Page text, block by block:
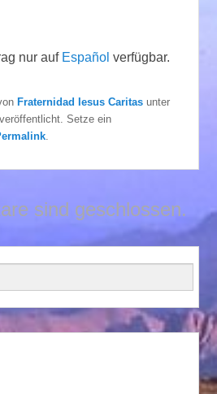
nur auf Español verfügbar.
Fraternidad Iesus Caritas unter
veröffentlicht. Setze ein
sind geschlossen.